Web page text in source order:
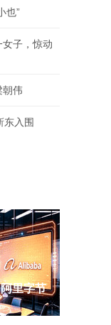
也”
子，惊动
朝伟
东入围
里字节